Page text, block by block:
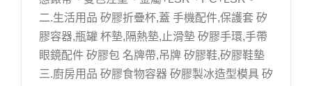
二.生活用品 矽膠折疊杯,蓋 手機配件,保護套 矽
膠容器,瓶罐 杯墊,隔熱墊,止滑墊 矽膠手環,手帶
眼鏡配件 矽膠包 名牌帶,吊牌 矽膠鞋,矽膠鞋墊
三.廚房用品 矽膠食物容器 矽膠製冰造型模具 矽